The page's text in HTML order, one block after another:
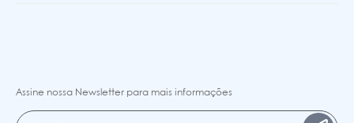
Assine nossa Newsletter para mais informações